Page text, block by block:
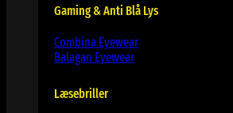
Gaming & Anti Blå Lys
Combina Eyewear
Balagan Eyewear
Læsebriller